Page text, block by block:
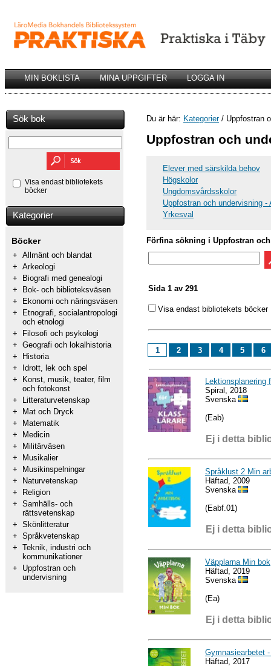
MIN BOKLISTA MINA UPPGIFTER LOGGA IN
Sök bok
Visa endast bibliotekets
böcker
Kategorier
Böcker
+ Allmänt och blandat
+ Arkeologi
+
Biografi med genealogi
+
Bok- och biblioteksväsen
+
Ekonomi och näringsväsen
+
Etnografi, socialantropologi
och etnologi
+
Filosofi och psykologi
+ Geografi och lokalhistoria
+
Historia
+
Idrott, lek och spel
+
Konst, musik, teater, film
och fotokonst
+
Litteraturvetenskap
+
Mat och Dryck
+
Matematik
+
Medicin
+
Militärväsen
+
Musikalier
+
Musikinspelningar
+
Naturvetenskap
+
Religion
+ Samhälls- och
rättsvetenskap
+ Skönlitteratur
+ Språkvetenskap
+ Teknik, industri och
kommunikationer
+
Uppfostran och
undervisning
Du är här: Kategorier/ Uppfostran
Uppfostran och
Elever med särskilda behov
Högskolor
Ungdomsvårdsskolor
Uppfostran och undervisning -
Yrkesval
Förfina sökning i Uppfostran
Sida 1 av 291
Visa endast bibliotekets böcker
1 2 3 4 5 6
Spiral, 2018
Svenska
(Eab)
Ej i detta
Språklust 2 Min
Häftad, 2009
Svenska
(Eabf.01)
Ej i detta
Väpplarna Min bok
Häftad, 2019
Svenska
(Ea)
Ej i detta
Gymnasiearbetet
Häftad, 2017